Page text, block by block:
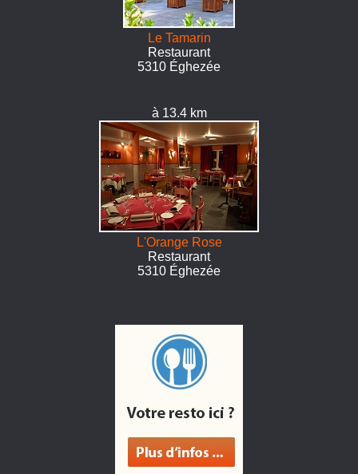
Le Tamarin
Restaurant
5310 Éghezée
à 13.4 km
L'Orange Rose
Restaurant
5310 Éghezée